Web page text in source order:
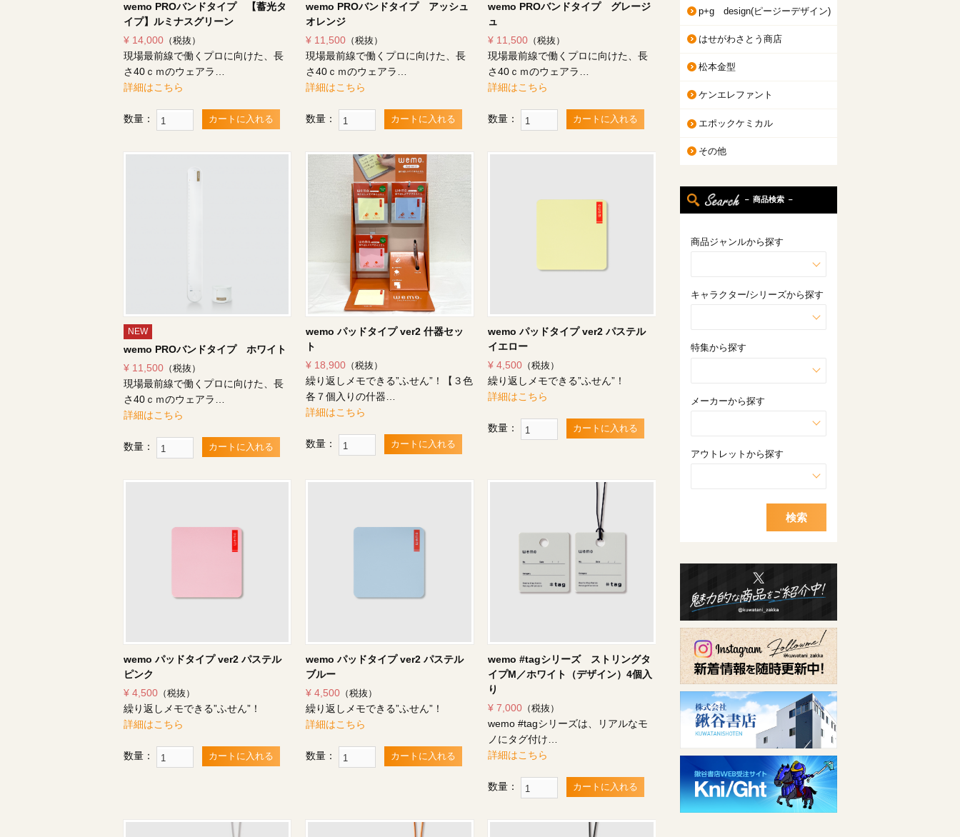
wemo PROバンドタイプ 【蓄光タ
イプ】ルミナスグリーン
¥ 14,000（税抜）
現場最前線で働くプロに向けた、長
さ40ｃｍのウェアラ…
詳細はこちら
数量： カートに入れる
wemo PROバンドタイプ アッシュ
オレンジ
¥ 11,500（税抜）
現場最前線で働くプロに向けた、長
さ40ｃｍのウェアラ…
詳細はこちら
数量： カートに入れる
wemo PROバンドタイプ グレージ
ュ
¥ 11,500 （税抜）
現場最前線で働くプロに向けた、長
さ40ｃｍのウェアラ…
詳細はこちら
数量： カートに入れる
NEW
wemo PROバンドタイプ ホワイト
¥ 11,500（税抜）
現場最前線で働くプロに向けた、長
さ40ｃｍのウェアラ…
詳細はこちら
数量： カートに入れる
wemo パッドタイプ ver2 什器セッ
ト
¥ 18,900（税抜）
繰り返しメモできる”ふせん”！【３色
各７個入りの什器…
詳細はこちら
数量： カートに入れる
wemo パッドタイプ ver2 パステル
イエロー
¥ 4,500 （税抜）
繰り返しメモできる”ふせん”！
詳細はこちら
数量： カートに入れる
wemo パッドタイプ ver2 パステル
ピンク
¥ 4,500（税抜）
繰り返しメモできる”ふせん”！
詳細はこちら
数量： カートに入れる
wemo パッドタイプ ver2 パステル
ブルー
¥ 4,500（税抜）
繰り返しメモできる”ふせん”！
詳細はこちら
数量： カートに入れる
wemo #tagシリーズ ストリングタ
イプM／ホワイト（デザイン）4個入
り
¥ 7,000 （税抜）
wemo #tagシリーズは、リアルなモ
ノにタグ付け…
詳細はこちら
数量： カートに入れる
p+g design(ピージーデザイン)
はせがわさとう商店
松本金型
ケンエレファント
エポックケミカル
その他
－ 商品検索 －
商品ジャンルから探す
キャラクター/シリーズから探す
特集から探す
メーカーから探す
アウトレットから探す
検索